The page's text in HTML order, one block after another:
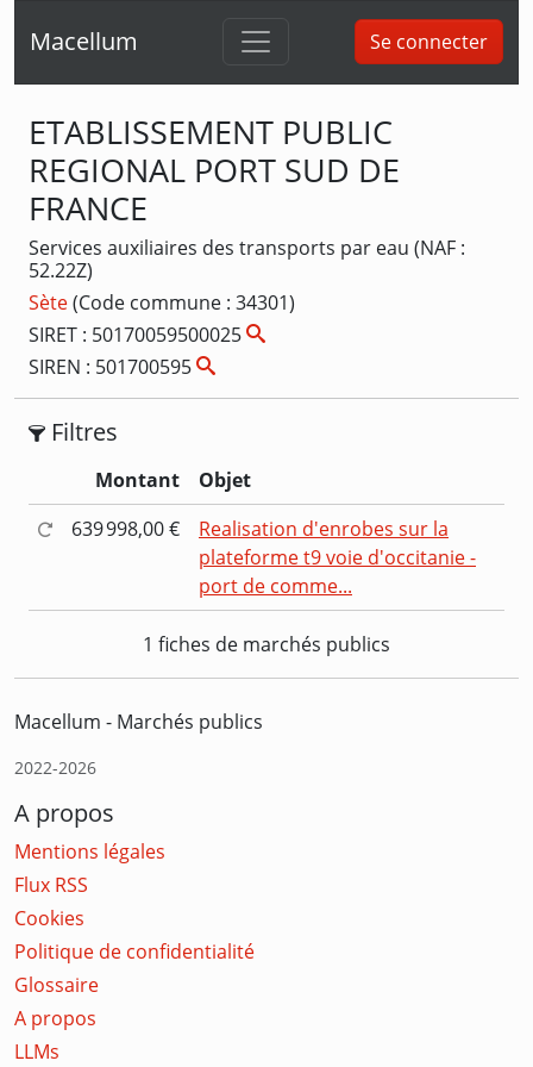
Macellum Se connecter
ETABLISSEMENT PUBLIC
REGIONAL PORT SUD DE
FRANCE
Services auxiliaires des transports par eau (NAF :
52.22Z)
Sète(Code commune : 34301)
SIRET : 50170059500025
SIREN : 501700595
Filtres
Montant
Objet
639 998,00 €
Realisation d'enrobes sur la
plateforme t9 voie d'occitanie -
port de comme...
1 fiches de marchés publics
Macellum - Marchés publics
2022-2026
A propos
Mentions légales
Flux RSS
Cookies
Politique de confidentialité
Glossaire
A propos
LLMs